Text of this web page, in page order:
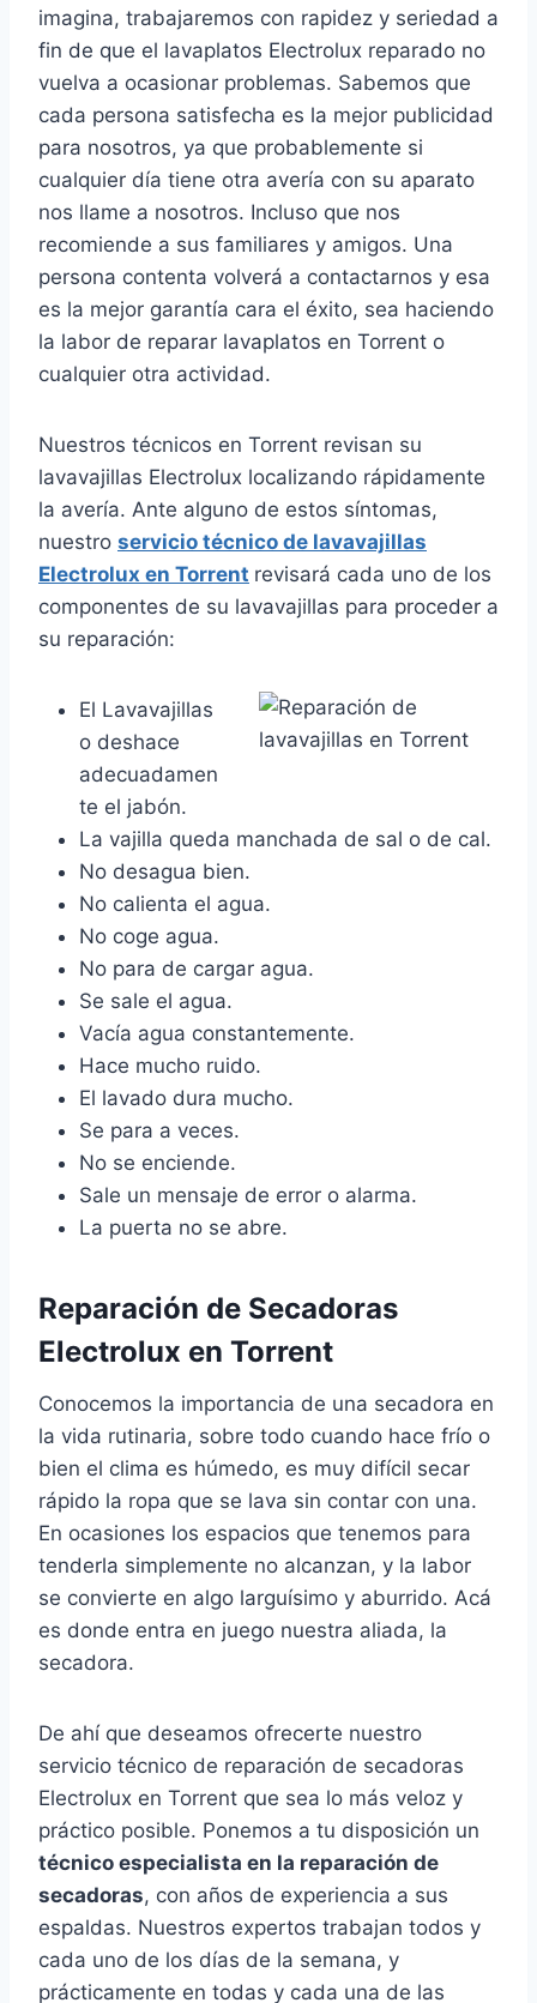
imagina, trabajaremos con rapidez y seriedad a
fin de que el lavaplatos Electrolux reparado no
vuelva a ocasionar problemas. Sabemos que
cada persona satisfecha es la mejor publicidad
para nosotros, ya que probablemente si
cualquier día tiene otra avería con su aparato
nos llame a nosotros. Incluso que nos
recomiende a sus familiares y amigos. Una
persona contenta volverá a contactarnos y esa
es la mejor garantía cara el éxito, sea haciendo
la labor de reparar lavaplatos en Torrent o
cualquier otra actividad.
Nuestros técnicos en Torrent revisan su
lavavajillas Electrolux localizando rápidamente
la avería. Ante alguno de estos síntomas,
nuestro servicio técnico de lavavajillas
Electrolux en Torrent revisará cada uno de los
componentes de su lavavajillas para proceder a
su reparación:
El Lavavajillas
o deshace
adecuadamen
te el jabón.
La vajilla queda manchada de sal o de cal.
No desagua bien.
No calienta el agua.
No coge agua.
No para de cargar agua.
Se sale el agua.
Vacía agua constantemente.
Hace mucho ruido.
El lavado dura mucho.
Se para a veces.
No se enciende.
Sale un mensaje de error o alarma.
La puerta no se abre.
Reparación de Secadoras
Electrolux en Torrent
Conocemos la importancia de una secadora en
la vida rutinaria, sobre todo cuando hace frío o
bien el clima es húmedo, es muy difícil secar
rápido la ropa que se lava sin contar con una.
En ocasiones los espacios que tenemos para
tenderla simplemente no alcanzan, y la labor
se convierte en algo larguísimo y aburrido. Acá
es donde entra en juego nuestra aliada, la
secadora.
De ahí que deseamos ofrecerte nuestro
servicio técnico de reparación de secadoras
Electrolux en Torrent que sea lo más veloz y
práctico posible. Ponemos a tu disposición un
técnico especialista en la reparación de
secadoras, con años de experiencia a sus
espaldas. Nuestros expertos trabajan todos y
cada uno de los días de la semana, y
prácticamente en todas y cada una de las